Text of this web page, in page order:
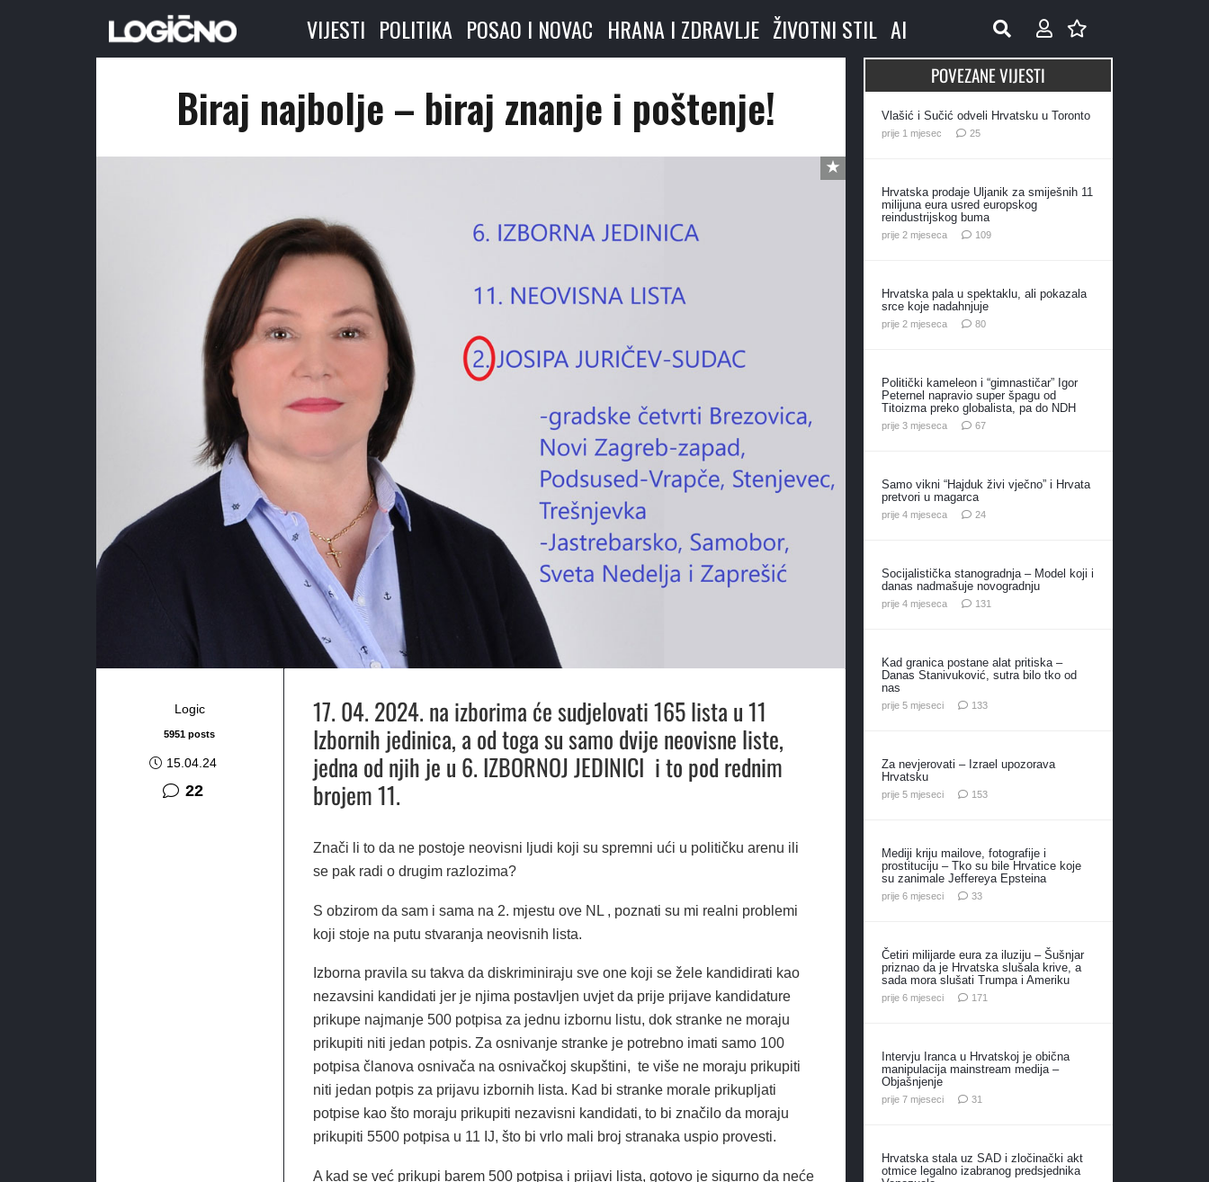
VIJESTI POLITIKA POSAO I NOVAC HRANA I ZDRAVLJE ŽIVOTNI STIL AI
Biraj najbolje – biraj znanje i poštenje!
Logic
5951 posts
15.04.24
22
17. 04. 2024. na izborima će sudjelovati 165 lista u 11
Izbornih jedinica, a od toga su samo dvije neovisne liste,
jedna od njih je u 6. IZBORNOJ JEDINICI i to pod rednim
brojem 11.
Znači li to da ne postoje neovisni ljudi koji su spremni ući u političku arenu ili
se pak radi o drugim razlozima?
S obzirom da sam i sama na 2. mjestu ove NL , poznati su mi realni problemi
koji stoje na putu stvaranja neovisnih lista.
Izborna pravila su takva da diskriminiraju sve one koji se žele kandidirati kao
nezavsini kandidati jer je njima postavljen uvjet da prije prijave kandidature
prikupe najmanje 500 potpisa za jednu izbornu listu, dok stranke ne moraju
prikupiti niti jedan potpis. Za osnivanje stranke je potrebno imati samo 100
potpisa članova osnivača na osnivačkoj skupštini, te više ne moraju prikupiti
niti jedan potpis za prijavu izbornih lista. Kad bi stranke morale prikupljati
potpise kao što moraju prikupiti nezavisni kandidati, to bi značilo da moraju
prikupiti 5500 potpisa u 11 IJ, što bi vrlo mali broj stranaka uspio provesti.
A kad se već prikupi barem 500 potpisa i prijavi lista, gotovo je sigurno da neće
POVEZANE VIJESTI
Vlašić i Sučić odveli Hrvatsku u Toronto
prije 1 mjesec 25komentara
Hrvatska prodaje Uljanik za smiješnih 11
milijuna eura usred europskog
reindustrijskog buma
prije 2 mjeseca 109komentara
Hrvatska pala u spektaklu, ali pokazala
srce koje nadahnjuje
prije 2 mjeseca 80komentara
Politički kameleon i “gimnastičar” Igor
Peternel napravio super špagu od
Titoizma preko globalista, pa do NDH
prije 3 mjeseca 67komentara
Samo vikni “Hajduk živi vječno” i Hrvata
pretvori u magarca
prije 4 mjeseca 24komentara
Socijalistička stanogradnja – Model koji i
danas nadmašuje novogradnju
prije 4 mjeseca 131
Kad granica postane alat pritiska –
Danas Stanivuković, sutra bilo tko od
nas
prije 5 mjeseci 133komentara
Za nevjerovati – Izrael upozorava
Hrvatsku
prije 5 mjeseci 153komentara
Mediji kriju mailove, fotografije i
prostituciju – Tko su bile Hrvatice koje
su zanimale Jeffereya Epsteina
prije 6 mjeseci 33komentara
Četiri milijarde eura za iluziju – Šušnjar
priznao da je Hrvatska slušala krive, a
sada mora slušati Trumpa i Ameriku
prije 6 mjeseci 171
Intervju Iranca u Hrvatskoj je obična
manipulacija mainstream medija –
Objašnjenje
prije 7 mjeseci 31
Hrvatska stala uz SAD i zločinački akt
otmice legalno izabranog predsjednika